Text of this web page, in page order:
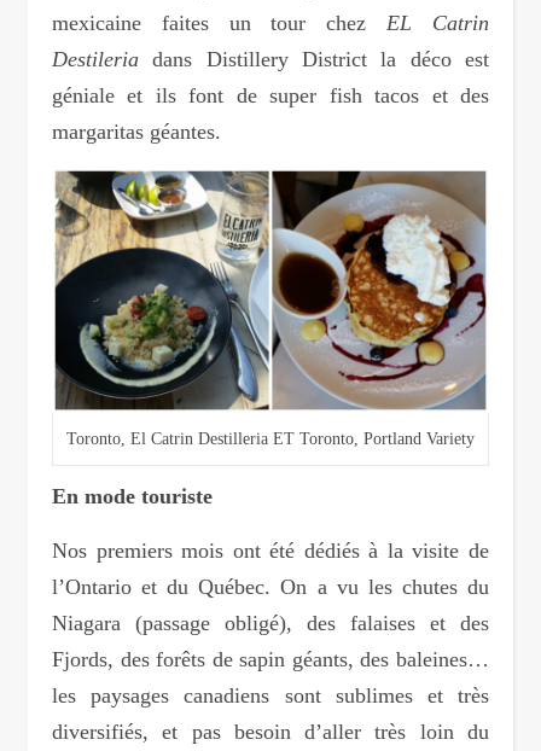
mexicaine faites un tour chez EL
Catrin
Destileria dans Distillery District la déco est
géniale et ils font de super fish tacos et des
margaritas géantes.
Toronto, El Catrin Destilleria ET Toronto, Portland Variety
En mode touriste
Nos premiers mois ont été dédiés à la visite de
l’Ontario et du Québec. On a vu les chutes du
Niagara (passage obligé), des falaises et des
Fjords, des forêts de sapin géants, des baleines…
les paysages canadiens sont sublimes et très
diversifiés, et pas besoin d’aller très loin du